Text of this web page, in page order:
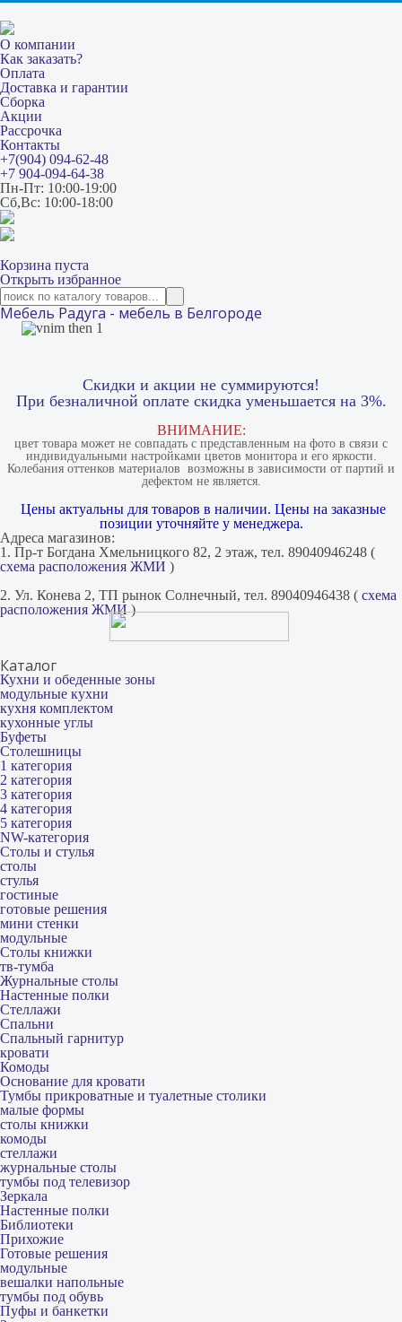
О компании
Как заказать?
Оплата
Доставка и гарантии
Сборка
Акции
Рассрочка
Контакты
+7(904) 094-62-48
+7 904-094-64-38
Пн-Пт: 10:00-19:00
Сб,Вс: 10:00-18:00
Корзина пуста
Открыть избранное
Мебель Радуга - мебель в Белгороде
Скидки и акции не суммируются!
При безналичной оплате скидка уменьшается на 3%.
ВНИМАНИЕ:
цвет товара может не совпадать с представленным на фото в связи с
индивидуальными настройками цветов монитора и его яркости.
Колебания оттенков материалов​ ​ возможны в зависимости от партий и
дефектом не является.
Цены актуальны для товаров в наличии. Цены на заказные
позиции уточняйте у менеджера.
Адреса магазинов:
1. Пр-т Богдана Хмельницкого 82, 2 этаж, тел. 89040946248 (
схема расположения ЖМИ )
2. Ул. Конева 2, ТП рынок Солнечный, тел. 89040946438 ( схема
расположения ЖМИ)
Каталог
Кухни и обеденные зоны
модульные кухни
кухня комплектом
кухонные углы
Буфеты
Столешницы
1 категория
2 категория
3 категория
4 категория
5 категория
NW-категория
Столы и стулья
столы
стулья
гостиные
готовые решения
мини стенки
модульные
Столы книжки
тв-тумба
Журнальные столы
Настенные полки
Стеллажи
Спальни
Спальный гарнитур
кровати
Комоды
Основание для кровати
Тумбы прикроватные и туалетные столики
малые формы
столы книжки
комоды
стеллажи
журнальные столы
тумбы под телевизор
Зеркала
Настенные полки
Библиотеки
Прихожие
Готовые решения
модульные
вешалки напольные
тумбы под обувь
Пуфы и банкетки